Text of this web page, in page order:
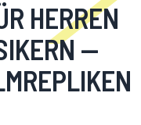
HERREN
—